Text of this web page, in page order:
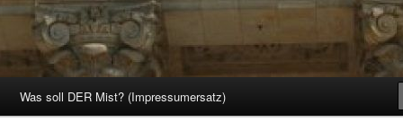
Was soll DER Mist? (Impressumersatz)